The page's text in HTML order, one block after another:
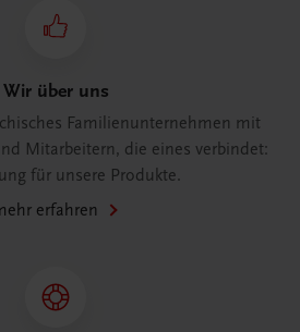
Wir über uns
Familienunternehmen mit
Mitarbeitern, die eines verbindet:
für unsere Produkte.
erfahren